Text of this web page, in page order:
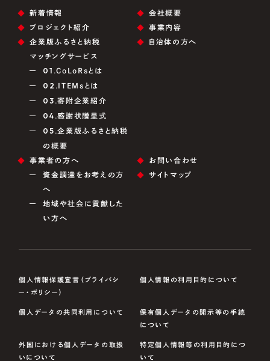
新着情報
会社概要
プロジェクト紹介
事業内容
企業版ふるさと納税
マッチングサービス
01.CoLoRsとは
02.ITEMsとは
03.寄附企業紹介
04.感謝状贈呈式
05.企業版ふるさと納税
の概要
自治体の方へ
事業者の方へ
資金調達をお考えの方
へ
地域や社会に貢献した
い方へ
お問い合わせ
サイトマップ
個人情報保護宣言（プライバシ
ー・ポリシー）
個人情報の利用目的について
個人データの共同利用について 保有個人データの開示等の手続
について
外国における個人データの取扱
いについて
特定個人情報等の利用目的につ
いて